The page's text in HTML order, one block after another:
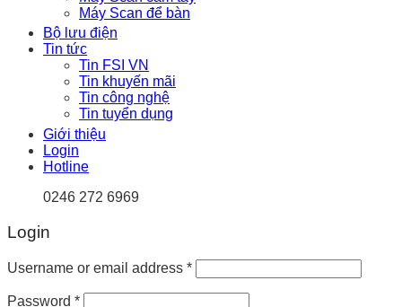
Máy Scan để bàn
Bộ lưu điện
Tin tức
Tin FSI VN
Tin khuyến mãi
Tin công nghệ
Tin tuyển dụng
Giới thiệu
Login
Hotline
0246 272 6969
Login
Username or email address *
Password *